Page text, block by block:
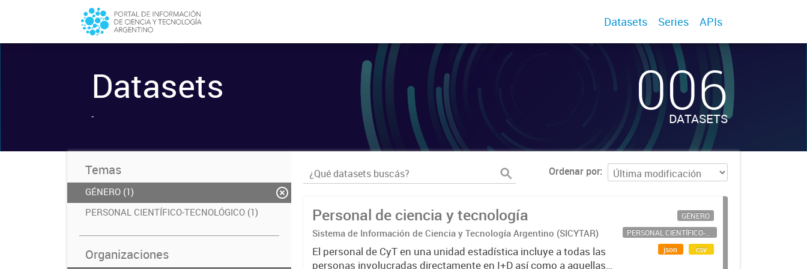
Datasets Series APIs
Datasets
- 006
DATASETS
Temas
GÉNERO (1)
PERSONAL CIENTÍFICO-TECNOLÓGICO (1)
Organizaciones
Ordenar por
Personal de ciencia y tecnología
Sistema de Información de Ciencia y Tecnología Argentino (SICYTAR)
El personal de CyT en una unidad estadística incluye a todas las
personas involucradas directamente en I+D así como a aquellas
GÉNERO
PERSONAL CIENTÍFICO-TECNOLÓGICO
json
csv